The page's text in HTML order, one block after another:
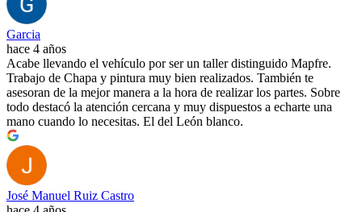
Garcia
hace 4 años
Acabe llevando el vehículo por ser un taller distinguido Mapfre.
Trabajo de Chapa y pintura muy bien realizados. También te
asesoran de la mejor manera a la hora de realizar los partes. Sobre
todo destacó la atención cercana y muy dispuestos a echarte una
mano cuando lo necesitas. El del León blanco.
José Manuel Ruiz Castro